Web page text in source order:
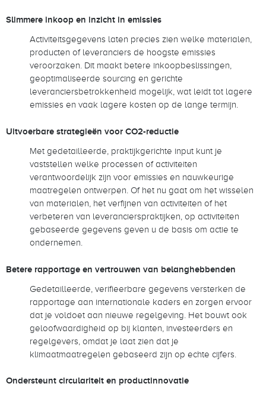
Slimmere inkoop en inzicht in emissies
Activiteitsgegevens laten precies zien welke materialen,
producten of leveranciers de hoogste emissies
veroorzaken. Dit maakt betere inkoopbeslissingen,
geoptimaliseerde sourcing en gerichte
leveranciersbetrokkenheid mogelijk, wat leidt tot lagere
emissies en vaak lagere kosten op de lange termijn.
Uitvoerbare strategieën voor CO2-reductie
Met gedetailleerde, praktijkgerichte input kunt je
vaststellen welke processen of activiteiten
verantwoordelijk zijn voor emissies en nauwkeurige
maatregelen ontwerpen. Of het nu gaat om het wisselen
van materialen, het verfijnen van activiteiten of het
verbeteren van leverancierspraktijken, op activiteiten
gebaseerde gegevens geven u de basis om actie te
ondernemen.
Betere rapportage en vertrouwen van belanghebbenden
Gedetailleerde, verifieerbare gegevens versterken de
rapportage aan internationale kaders en zorgen ervoor
dat je voldoet aan nieuwe regelgeving. Het bouwt ook
geloofwaardigheid op bij klanten, investeerders en
regelgevers, omdat je laat zien dat je
klimaatmaatregelen gebaseerd zijn op echte cijfers.
Ondersteunt circulariteit en productinnovatie